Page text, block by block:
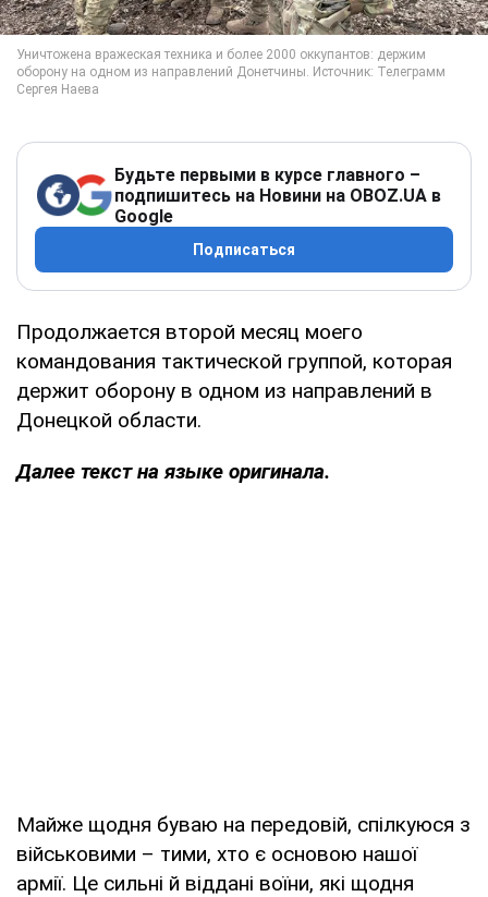
Будьте первыми в курсе главного –
подпишитесь на Новини на OBOZ.UA в
Google
Подписаться
Продолжается второй месяц моего
командования тактической группой, которая
держит оборону в одном из направлений в
Донецкой области.
Далее текст на языке оригинала.
Майже щодня буваю на передовій, спілкуюся з
військовими – тими, хто є основою нашої
армії. Це сильні й віддані воїни, які щодня